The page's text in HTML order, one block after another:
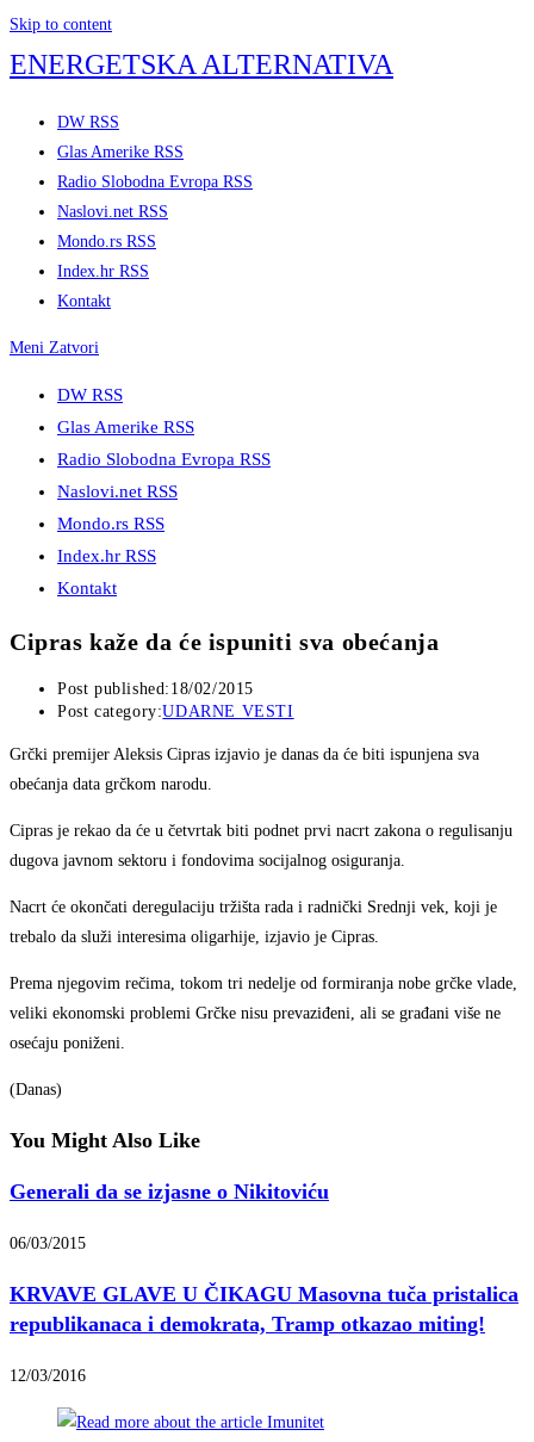
Skip to content
ENERGETSKA ALTERNATIVA
DW RSS
Glas Amerike RSS
Radio Slobodna Evropa RSS
Naslovi.net RSS
Mondo.rs RSS
Index.hr RSS
Kontakt
Meni Zatvori
DW RSS
Glas Amerike RSS
Radio Slobodna Evropa RSS
Naslovi.net RSS
Mondo.rs RSS
Index.hr RSS
Kontakt
Cipras kaže da će ispuniti sva obećanja
Post published: 18/02/2015
Post category:UDARNE VESTI
Grčki premijer Aleksis Cipras izjavio je danas da će biti ispunjena sva
obećanja data grčkom narodu.
Cipras je rekao da će u četvrtak biti podnet prvi nacrt zakona o regulisanju
dugova javnom sektoru i fondovima socijalnog osiguranja.
Nacrt će okončati deregulaciju tržišta rada i radnički Srednji vek, koji je
trebalo da služi interesima oligarhije, izjavio je Cipras.
Prema njegovim rečima, tokom tri nedelje od formiranja nobe grčke vlade,
veliki ekonomski problemi Grčke nisu prevaziđeni, ali se građani više ne
osećaju poniženi.
(Danas)
You Might Also Like
Generali da se izjasne o Nikitoviću
06/03/2015
KRVAVE GLAVE U ČIKAGU Masovna tuča pristalica
republikanaca i demokrata, Tramp otkazao miting!
12/03/2016